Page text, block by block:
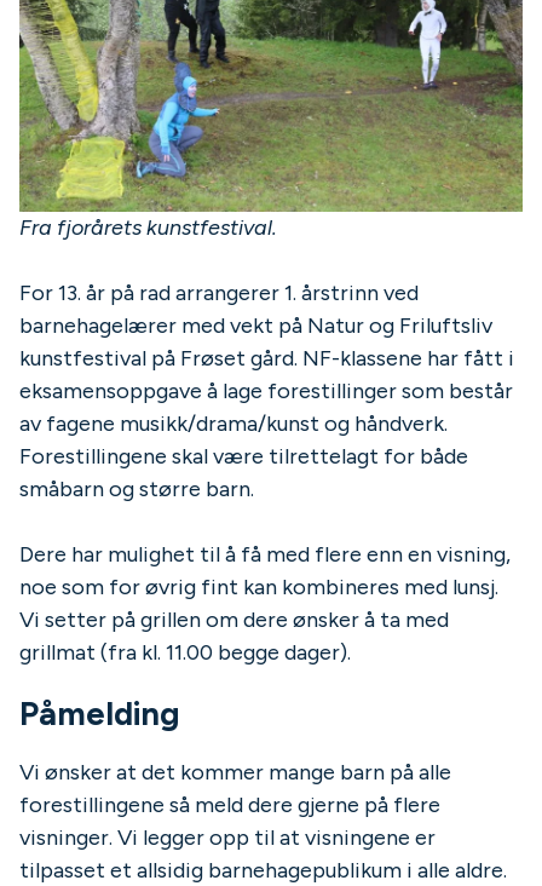
Fra fjorårets kunstfestival.
For 13. år på rad arrangerer 1. årstrinn ved
barnehagelærer med vekt på Natur og Friluftsliv
kunstfestival på Frøset gård. NF-klassene har fått i
eksamensoppgave å lage forestillinger som består
av fagene musikk/drama/kunst og håndverk.
Forestillingene skal være tilrettelagt for både
småbarn og større barn.
Dere har mulighet til å få med flere enn en visning,
noe som for øvrig fint kan kombineres med lunsj.
Vi setter på grillen om dere ønsker å ta med
grillmat (fra kl. 11.00 begge dager).
Påmelding
Vi ønsker at det kommer mange barn på alle
forestillingene så meld dere gjerne på flere
visninger. Vi legger opp til at visningene er
tilpasset et allsidig barnehagepublikum i alle aldre.